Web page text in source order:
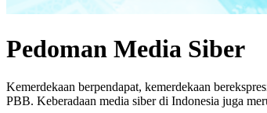
Pedoman Media Siber
Kemerdekaan berpendapat, kemerdekaan
PBB. Keberadaan media siber di Indonesia juga